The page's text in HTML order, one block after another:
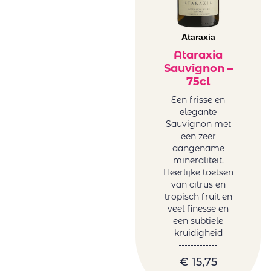
Ataraxia
Ataraxia
Sauvignon –
75cl
Een frisse en
elegante
Sauvignon met
een zeer
aangename
mineraliteit.
Heerlijke toetsen
van citrus en
tropisch fruit en
veel finesse en
een subtiele
kruidigheid
€ 15,75